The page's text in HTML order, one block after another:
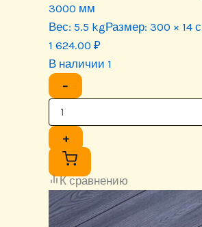
3000 мм
Вес: 5.5 kgРазмер: 300 × 14
1 624.00 ₽
В наличии 1
−
+
К сравнению